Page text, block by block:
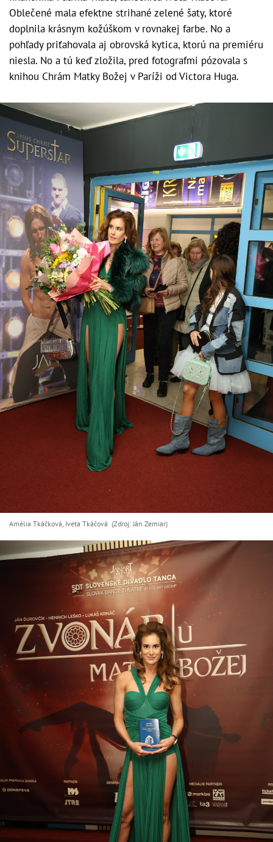
Oblečené mala efektne strihané zelené šaty, ktoré
doplnila krásnym kožúškom v rovnakej farbe. No a
pohľady priťahovala aj obrovská kytica, ktorú na premiéru
niesla. No a tú keď zložila, pred fotografmi pózovala s
knihou Chrám Matky Božej v Paríži od Victora Huga.
Amélia Tkáčková, Iveta Tkáčová (Zdroj: Ján Zemiar)